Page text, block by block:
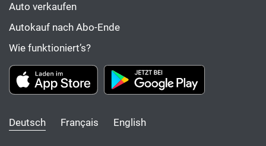
Auto verkaufen
Autokauf nach Abo-Ende
Wie funktioniert’s?
Deutsch Français English